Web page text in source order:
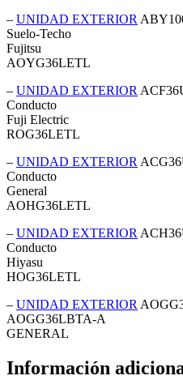
– UNIDAD EXTERIOR
Suelo-Techo
Fujitsu
AOYG36LETL
– UNIDAD EXTERIOR
Conducto
Fuji Electric
ROG36LETL
– UNIDAD EXTERIOR
Conducto
General
AOHG36LETL
– UNIDAD EXTERIOR
Conducto
Hiyasu
HOG36LETL
– UNIDAD EXTERIOR
AOGG36LBTA-A
GENERAL
Información